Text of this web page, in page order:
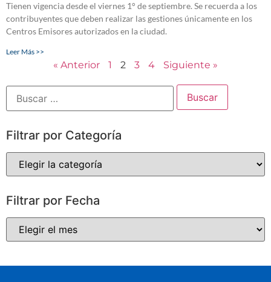
Tienen vigencia desde el viernes 1° de septiembre. Se recuerda a los
contribuyentes que deben realizar las gestiones únicamente en los
Centros Emisores autorizados en la ciudad.
Leer Más >>
« Anterior 1 2 3 4 Siguiente »
Filtrar por Categoría
Filtrar por Fecha